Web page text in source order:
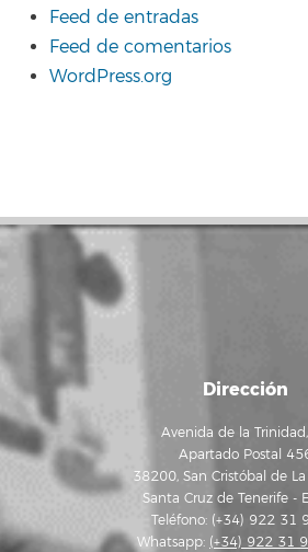
Feed de entradas
Feed de comentarios
WordPress.org
Dirección
Avenida de la
Apartado Postal
38200, San Cristóbal de
Santa Cruz de Tenerife -
Teléfono: (+34) 922 31
Whatsapp: (+34) 922 31